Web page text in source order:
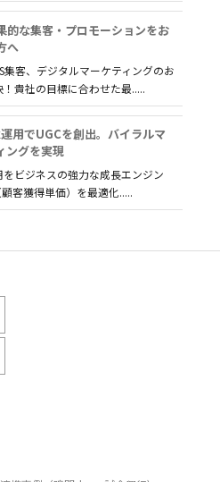
的な集客・プロモーションをお
へ
集客、デジタルマーケティングのお
貴社の目標に合わせた最.....
用でUGCを創出。バイラルマ
ングを実現
をビジネスの強力な成長エンジン
客獲得単価）を最適化.....